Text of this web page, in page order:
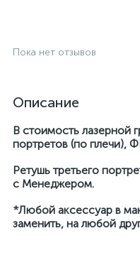
Пока нет отзывов
Описание
В стоимость лазерной
портретов (по плечи),
Ретушь третьего
с Менеджером.
*Любой аксессуар в
заменить, на любой